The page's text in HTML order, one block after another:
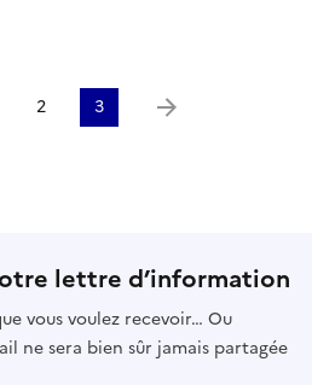
précédente
2 3 Aller à la page
lettre d’information
vous voulez recevoir… Ou
ne sera bien sûr jamais partagée